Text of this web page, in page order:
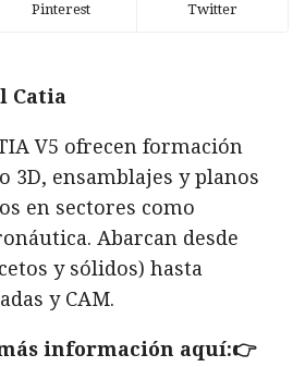
Pinterest Twitter
Catia
V5 ofrecen formación
3D, ensamblajes y planos
en sectores como
Abarcan desde
y sólidos) hasta
y CAM.
información aquí:👉